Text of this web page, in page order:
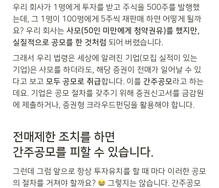
우리 회사가 1명에게 투자를 받고 주식을 500주를 발행했
는데, 그 1명이 100명에게 5주씩 재판매 하면 어떻게 될까
요? 우리 회사는 사모(50인 미만에게 청약권유)를 했지만,
실질적으로 공모를 한 것처럼 되어 버렸습니다.
그래서 우리 법령은 세상에 알려진 기업(모집 실적이 있는
기업)은 사모를 하더라도, 해당 증권이 전매가 일어날 수 있
다고 보고 모두 공모로 취급합니다. 이를 간주공모라고 하는
데요. 기업은 공모 절차를 갖추기 위해 증권신고서를 금감원
에 제출하거나, 증권형 크라우드펀딩을 활용해야 합니다.
전매제한 조치를 하면
간주공모를 피할 수 있습니다.
그런데 그럼 앞으로 항상 투자유치를 할 때 마다 이러한 공모
의 절차를 거쳐야 할까요?
그렇지는 않습니다. 간주공모